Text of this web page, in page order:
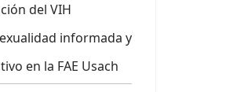
del VIH
informada y
en la FAE Usach